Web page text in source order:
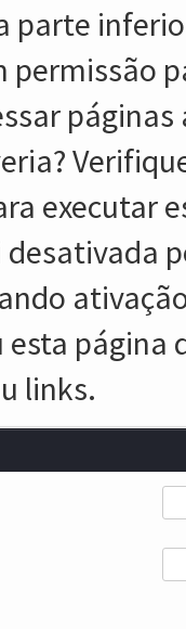
parte
permissão
executar
desativada
esta
links.